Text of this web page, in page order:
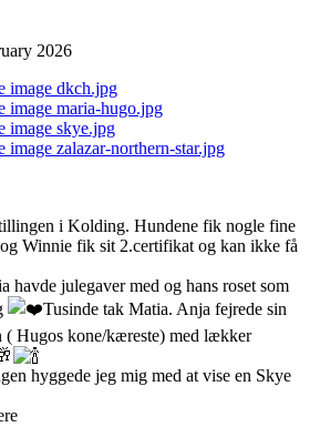
2026
i Kolding. Hundene fik nogle fine
Winnie fik sit 2.certifikat og kan ikke få
havde julegaver med og hans roset som
Tusinde tak Matia. Anja fejrede sin
( Hugos kone/kæreste) med lækker
hyggede jeg mig med at vise en Skye